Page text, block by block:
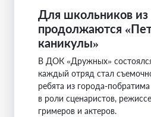
Для школьников
продолжаются
каникулы»
В ДОК «Дружных»
каждый отряд стал
ребята из города-
в роли сценаристов,
гримеров и актеров.